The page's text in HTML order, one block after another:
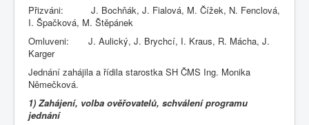
Přizváni: J. Bochňák, J. Fialová, M. Čížek, N. Fenclová,
I. Špačková, M. Štěpánek
Omluveni: J. Aulický, J. Brychcí, I. Kraus, R. Mácha, J.
Karger
Jednání zahájila a řídila starostka SH ČMS Ing. Monika
Němečková.
1) Zahájení, volba ověřovatelů, schválení programu
jednání